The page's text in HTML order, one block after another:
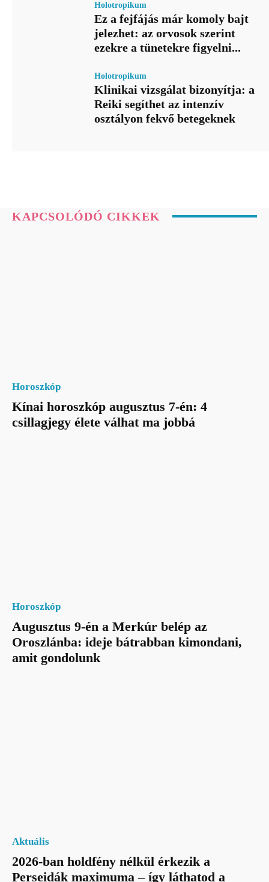
Holotropikum
Ez a fejfájás már komoly bajt
jelezhet: az orvosok szerint
ezekre a tünetekre figyelni...
Holotropikum
Klinikai vizsgálat bizonyítja: a
Reiki segíthet az intenzív
osztályon fekvő betegeknek
KAPCSOLÓDÓ CIKKEK
Horoszkóp
Kínai horoszkóp augusztus 7-én: 4
csillagjegy élete válhat ma jobbá
Horoszkóp
Augusztus 9-én a Merkúr belép az
Oroszlánba: ideje bátrabban kimondani,
amit gondolunk
Aktuális
2026-ban holdfény nélkül érkezik a
Perseidák maximuma – így láthatod a